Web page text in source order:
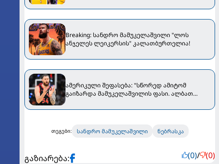
Breaking: სანდრო მამუკელაშვილი "ლოს
ანჯელეს ლეიკერსის" კალათბურთელია!
ამერიკული შეფასება: "სწორედ ამიტომ
გაიზარდა მამუკელაშვილის ფასი. ალბათ
თეგები: სანდრო მამუკელაშვილი ნებრასკა
გაზიარება: (0)/ (0)